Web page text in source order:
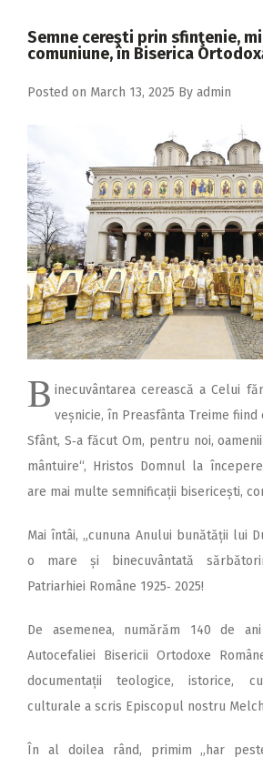
2017
2013
2012
2011
2010
2009
Semne cereşti prin sfinţenie,
comuniune, în Biserica
Posted on March 13, 2025 By admin
B inecuvântarea cerească a Celui
veșnicie, în Preasfânta Treime fiind
Sfânt, S‑a făcut Om, pentru noi,
mântuire“, Hristos Domnul la
are mai multe semnificații bisericești,
Mai întâi, „cununa Anului bunătății lui
o mare și binecuvântată
Patriarhiei Române 1925‑ 2025!
De asemenea, numărăm 140 de
Autocefaliei Bisericii Ortodoxe
documentații teologice, istorice,
culturale a scris Episcopul nostru
În al doilea rând, primim „har